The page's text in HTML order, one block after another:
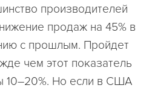
производителей
продаж на 45% в
с прошлым. Пройдет
чем этот показатель
10–20%. Но если в США